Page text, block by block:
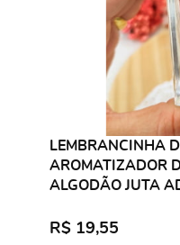
LEMBRANCINHA
AROMATIZADOR
ALGODÃO JUTA
R$ 19,55